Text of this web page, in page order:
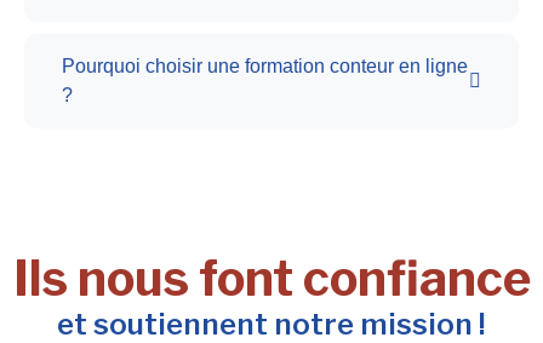
Pourquoi choisir une formation conteur en ligne
?
Ils nous font confiance
et soutiennent notre mission !